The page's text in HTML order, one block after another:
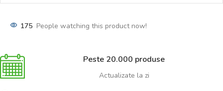
175 People watching this product now!
Peste 20.000 produse
Actualizate la zi